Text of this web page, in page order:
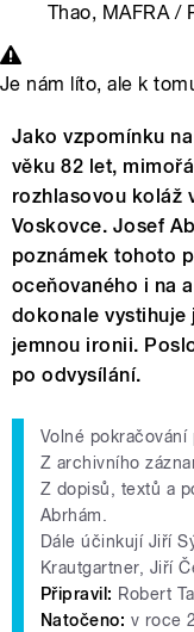
Thao, MAFRA /
Je nám líto, ale k
Jako vzpomínku
věku 82 let,
rozhlasovou koláž
Voskovce. Josef
poznámek tohoto
oceňovaného i na
dokonale vystihuje
jemnou ironii.
po odvysílání.
Volné pokračování
Z archivního
Z dopisů, textů a
Abrhám.
Dále účinkují Jiří
Krautgartner, Jiří
Připravil: Robert
Natočeno: v roce